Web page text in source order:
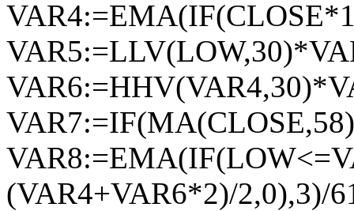
(VAR4+VAR6*2)/2,0),3)/